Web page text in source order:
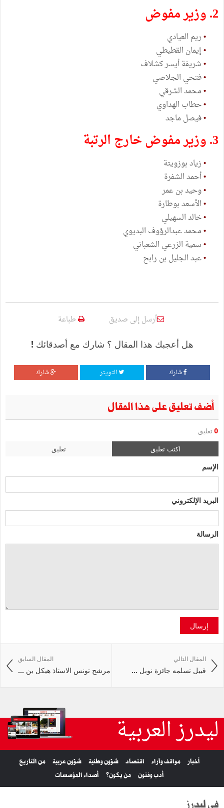
2. وزير مفوض
•ريم العيادي
•إيمان القطيطي
•شريفة أيسر كشلاف
•فتحي الجلاصي
•محمد الشرقي
•حطاب الهداوي
•فيصل ماجد
3. وزير مفوض خارج الرتبة
•زياد بوزويتة
•أحمد الشفرة
•وحيد بن عمر
•الأسعد بوطارة
•خالد السهيلي
•محمد عبدالرؤوف البديوي
•سمية الزرعي الشعباني
•عبد الجليل بن رابح
أرسل إلى صديق طباعة
هل أعجبك هذا المقال ؟ شارك مع أصدقائك !
شارك التويتر شارك
أضف تعليق على هذا المقال
0 تعليق
اكتب تعليق تعليق
الإسم
البريد الإلكتروني
الرسالة
إرسال
المقال السابق
مرشح تونس الاستاذ هيكل بن ...
المقال التالي
قبيل تسلمه جائزة نوبل ...
ليدرز العربية
أخبار مواقف وآراء اقتصاد شؤون وطنية شؤون عربية
من التاريخ
أدب وفنون
من يكون؟ أصداء المؤسسات
في ليدرز